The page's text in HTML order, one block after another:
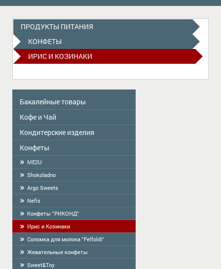
ПРОДУКТЫ ПИТАНИЯ
КОНФЕТЫ
ИРИС И КОЗИНАКИ
Бакалейные товары
Colavita
Приправы
Сухой завтрак
Тортилья
Мука
Крахмал, кисель, желе
Кофе и Чай
Чай
КОФЕ
Кондитерские изделия
Сделано в Латвии-продукция ручной
работы
Фасованое печенье
Печенье весовое
Крекер
Пряники
Cоломка
Вафли
Халва
БАРАНКИ
Конфеты
ME2U
Shokoladno
Argo Sweets
Nefis
Конфеты "РИКОНД"
Ирис и Козинаки
Соломка для молока "Felfoldi"
Жевательные конфеты
Sweet&Toy